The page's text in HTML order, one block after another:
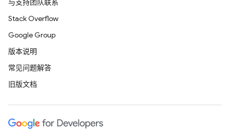
与支持团队联系
Stack Overflow
Google Group
版本说明
常见问题解答
旧版文档